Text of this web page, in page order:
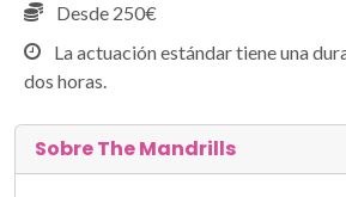
Desde 250€
La actuación estándar tiene una
dos horas.
Sobre The Mandrills